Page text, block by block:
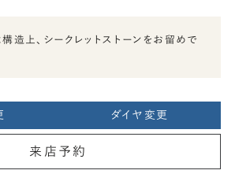
造上、シークレットストーンをお留めで
ダイヤ変更
来店予約